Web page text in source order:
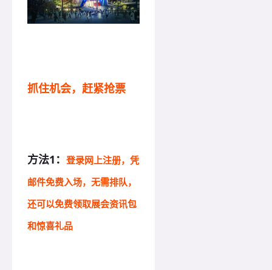
抓住机会，赶紧抢票
方法1： 登录网上注册，凭
邮件免费入场，无需排队，
还可以免费领取展会资讯包
和惊喜礼品